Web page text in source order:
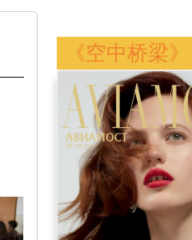
《空中桥梁》